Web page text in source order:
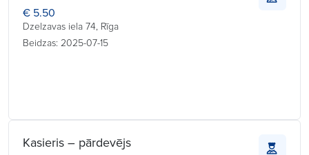
€ 5.50
Dzelzavas iela 74, Rīga
Beidzas: 2025-07-15
Kasieris – pārdevējs